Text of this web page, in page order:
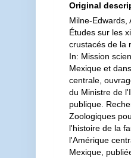
Original
Milne-Edwards,
Études sur les
crustacés de la
In: Mission
Mexique et
centrale,
du Ministre de
publique.
Zoologiques
l'histoire de la
l'Amérique
Mexique,